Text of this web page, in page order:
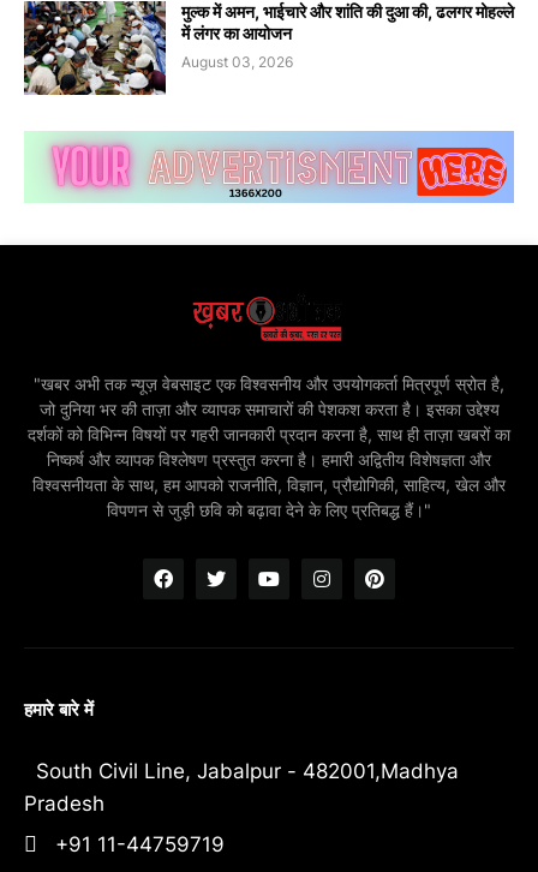
मुल्क में अमन, भाईचारे और शांति की दुआ की, ढलगर मोहल्ले
में लंगर का आयोजन
August 03, 2026
"खबर अभी तक न्यूज़ वेबसाइट एक विश्वसनीय और उपयोगकर्ता मित्रपूर्ण स्रोत है,
जो दुनिया भर की ताज़ा और व्यापक समाचारों की पेशकश करता है। इसका उद्देश्य
दर्शकों को विभिन्न विषयों पर गहरी जानकारी प्रदान करना है, साथ ही ताज़ा खबरों का
निष्कर्ष और व्यापक विश्लेषण प्रस्तुत करना है। हमारी अद्वितीय विशेषज्ञता और
विश्वसनीयता के साथ, हम आपको राजनीति, विज्ञान, प्रौद्योगिकी, साहित्य, खेल और
विपणन से जुड़ी छवि को बढ़ावा देने के लिए प्रतिबद्ध हैं।"
हमारे बारे में
South Civil Line, Jabalpur - 482001,Madhya
Pradesh
+91 11-44759719